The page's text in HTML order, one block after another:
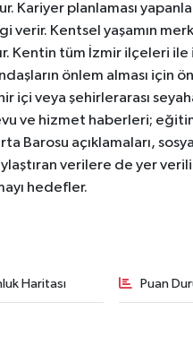
Kariyer planlaması
verir. Kentsel yaşamın
Kentin tüm İzmir ilçeleri
önlem alması için
içi veya şehirlerarası
ve hizmet haberleri;
açıklamaları,
verilere de yer
hedefler.
Haritası Puan